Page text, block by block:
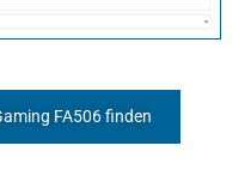
FA506 finden